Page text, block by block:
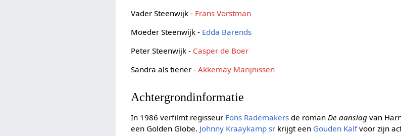
Vader Steenwijk - Frans Vorstman
Moeder Steenwijk - Edda Barends
Peter Steenwijk - Casper de Boer
Sandra als tiener -Akkemay Marijnissen
Achtergrondinformatie
In 1986 verfilmt regisseur Fons Rademakers de roman De aanslag van
een Golden Globe. Johnny Kraaykamp sr krijgt een Gouden Kalfvoor zijn